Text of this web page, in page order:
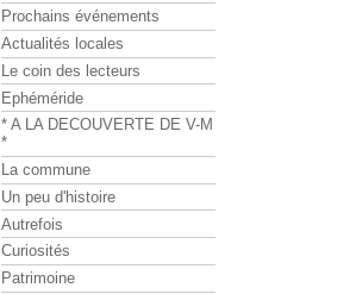
Prochains événements
Actualités locales
Le coin des lecteurs
Ephéméride
* A LA DECOUVERTE DE V-M
*
La commune
Un peu d'histoire
Autrefois
Curiosités
Patrimoine